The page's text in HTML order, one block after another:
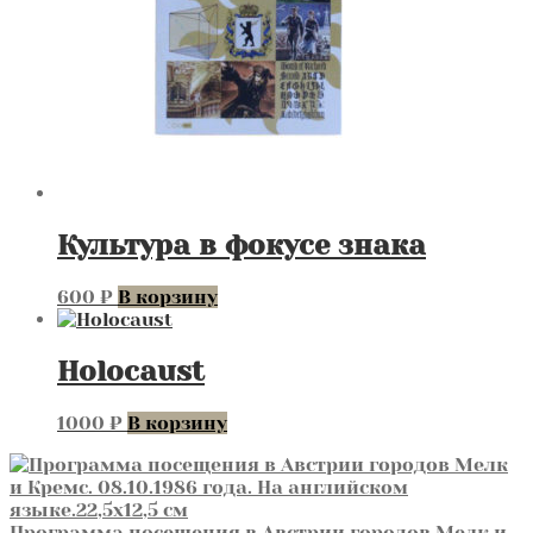
Культура в фокусе знака
600 ₽ В корзину
Holocaust
1000 ₽ В корзину